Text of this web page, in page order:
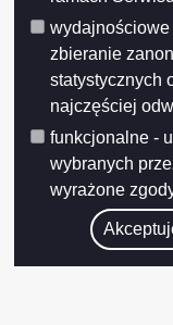
zbieranie
statystycznych
najczęściej
funkcjonalne -
wybranych
wyrażone